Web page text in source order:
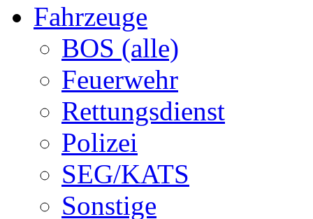
Fahrzeuge
BOS (alle)
Feuerwehr
Rettungsdienst
Polizei
SEG/KATS
Sonstige